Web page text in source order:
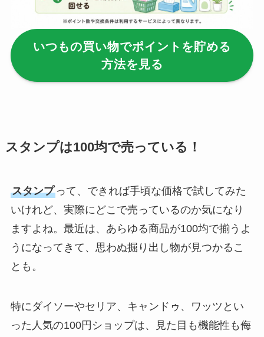
る？選び方＆使い方
を徹底ガイド！
【100均】ダイソー/
セリア等でハンディ
ファンカバーは買え
【100均】ダイソー/
方とおすすめも紹
介！
【100均】ダイソー/
セリア等でスパイス
ドの違いもわかりや
いつもの買い物でポイントを貯める
方法を見る
スタンプは100均で売っている！
スタンプって、できれば手頃な価格で試してみた
いけれど、実際にどこで売っているのか気になり
ますよね。最近は、あらゆる商品が100均で揃うよ
うになってきて、思わぬ掘り出し物が見つかるこ
とも。
特にダイソーやセリア、キャンドゥ、ワッツとい
った人気の100円ショップは、見た目も機能性も侮